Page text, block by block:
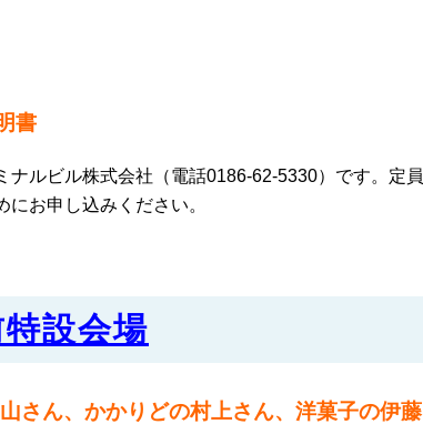
書
ルビル株式会社（電話0186-62-5330）です。定員
お申し込みください。
設会場
さん、かかりどの村上さん、洋菓子の伊藤